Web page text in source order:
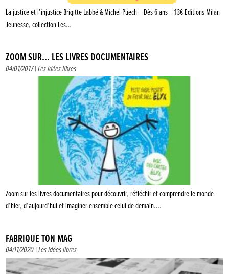
La justice et l’injustice Brigitte Labbé & Michel Puech – Dès 6 ans – 13€ Editions Milan
Jeunesse, collection Les…
ZOOM SUR… LES LIVRES DOCUMENTAIRES
04/01/2017 |Les idées libres
Zoom sur les livres documentaires pour découvrir, réfléchir et comprendre le monde
d’hier, d’aujourd’hui et imaginer ensemble celui de demain….
FABRIQUE TON MAG
04/11/2020 |Les idées libres